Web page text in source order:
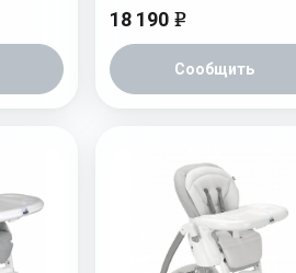
18 190 e
Сообщить